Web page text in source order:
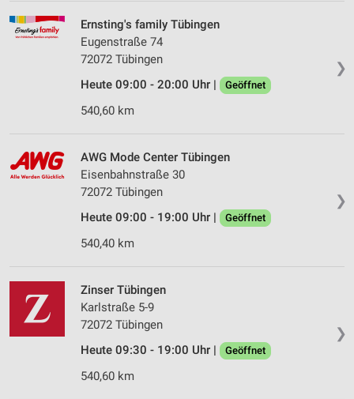
❯
Ernsting's family Tübingen
Eugenstraße 74
72072 Tübingen
Heute 09:00 - 20:00 Uhr |
Geöffnet
540,60 km
❯
AWG Mode Center Tübingen
Eisenbahnstraße 30
72072 Tübingen
Heute 09:00 - 19:00 Uhr |
Geöffnet
540,40 km
❯
Zinser Tübingen
Karlstraße 5-9
72072 Tübingen
Heute 09:30 - 19:00 Uhr |
Geöffnet
540,60 km